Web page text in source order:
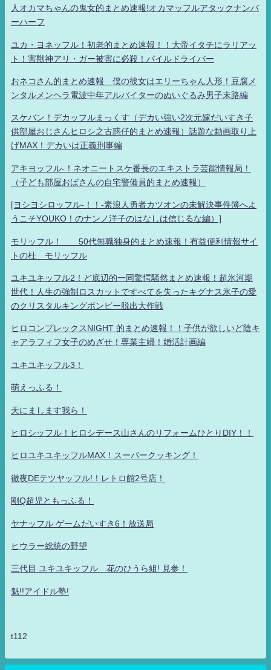
人オカマちゃんの鬼女的まとめ速報!オカマッフルアタックナンバ
ーハーフ
ユカ・ヨネッフル！初老的まとめ速報！！大帝イタチにラリアッ
ト！害獣神アリ・ガー被害に必殺！パイルドライバー
おネコさん的まとめ速報 僕の彼女はエリーちゃん人形！豆腐メ
ンタルメンヘラ電波中年アルバイターのぬいぐるみ男子末路編
スケバン！デカッフルまっくす（デカい強い2次元嫁だいすき子
供部屋おじさんヒロシ之古惑仔的まとめ速報）話題な動画取り上
げMAX！デカいは正義刑事編
アキヨッフル-！ネオニートスケ番長のエキストラ芸能情報局！
（子ども部屋おばさんの自宅警備員的まとめ速報）
[ヨシヨシロッフル-！！-素浪人勇者カツオンの未解決事件簿へよ
うこそYOUKO！のナンノ洋子のはなしは信じるな編）]
モリッフル！ 50代無職独身的まとめ速報！有益便利情報サイ
トの杜 モリッフル
ユキユキッフル2！ど底辺的一同驚愕騒然まとめ速報！超氷河期
世代！人生の強制ロスカットですべてを失ったキグナス氷子の愛
のクリスタルキングボンビー脱出大作戦
ヒロコンプレックスNIGHT 的まとめ速報！！子供が欲しいど陰キ
ャアラフィフ女子のめざせ！専業主婦！婚活計画編
ユキユキッフル3！
萌えっふる！
天にまします我ら！
ヒロシッフル！ヒロシデース山さんのリフォームひとりDIY！！
ヒロユキユキッフルMAX！スーパークッキング！
徹夜DEテツヤッフル!！レトロ館2号店！
剛Q超児ともっふる！
ヤナッフル ゲームだいすき6！放送局
ヒウラー総統の野望
三代目 ユキユキッフル 花のひうら組! 見参！
魁!!アイドル塾!
t112